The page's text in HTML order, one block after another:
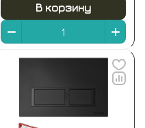
смыва tecenow, черная
матовая
В корзину